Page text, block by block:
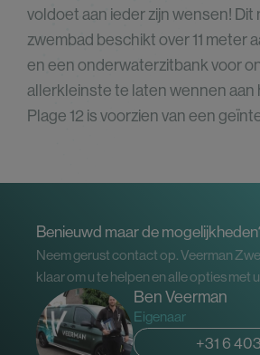
voldoet aan ieder zijn wensen!
zwembad beschikt over 11 meter
en een onderwaterzitbank voor
allerkleinste te laten wennen aan
Plage 12 is voorzien van een
Benieuwd maar de
Neem gerust contact op. Veerman
klaar om u te helpen en alle opties met
Ben Veerman
Eigenaar
+31 6